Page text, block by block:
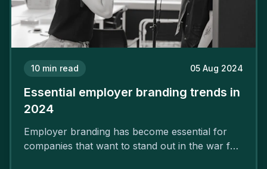
10 min read 05 Aug 2024
Essential employer branding trends in
2024
Employer branding has become essential for
companies that want to stand out in the war for